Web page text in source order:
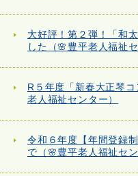
大好評！第２弾！「和
した（🌸豊平老人福祉セ
R５年度「新春大正琴
老人福祉センター）
令和６年度【年間登録
で（🌸豊平老人福祉セン